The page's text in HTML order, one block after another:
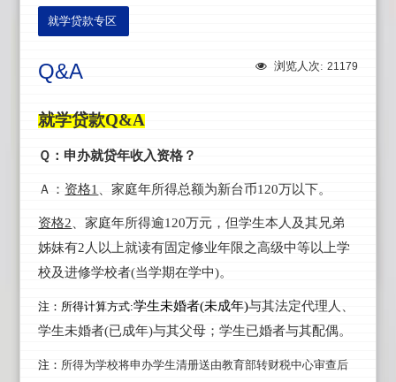
就学贷款专区
浏览人次: 21179
Q&A
就学贷款Q&A
Ｑ：申办就贷年收入资格？
Ａ： 资格1、家庭年所得总额为新台币120万以下。
资格2、家庭年所得逾120万元，但学生本人及其兄弟
姊妹有2人以上就读有固定修业年限之高级中等以上学
校及进修学校者(当学期在学中)。
注 ：所得计算方式:学生未婚者(未成年)与其法定代理人、
学生未婚者(已成年)与其父母；学生已婚者与其配偶。
注 ： 所得为学校将申办学生清册送由教育部转财税中心审查后